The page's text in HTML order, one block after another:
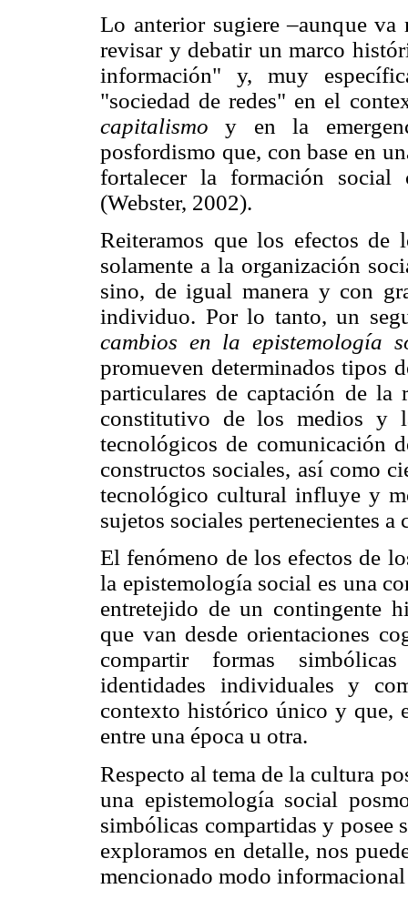
Lo anterior sugiere –aunque va
revisar y debatir un marco
información" y, muy
"sociedad de redes" en el
capitalismo y en la
posfordismo que, con base en
fortalecer la formación social
(Webster, 2002).
Reiteramos que los efectos
solamente a la organización
sino, de igual manera y con
individuo. Por lo tanto, un
cambios en la epistemología
promueven determinados tipos
particulares de captación de la
constitutivo de los medios y
tecnológicos de comunicación
constructos sociales, así como
tecnológico cultural influye y
sujetos sociales pertenecientes
El fenómeno de los efectos de
la epistemología social es una
entretejido de un contingente
que van desde orientaciones
compartir formas
identidades individuales y
contexto histórico único y que,
entre una época u otra.
Respecto al tema de la cultura
una epistemología social
simbólicas compartidas y posee
exploramos en detalle, nos
mencionado modo